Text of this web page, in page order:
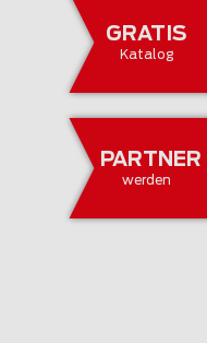
GRATIS
Katalog
PARTNER
werden